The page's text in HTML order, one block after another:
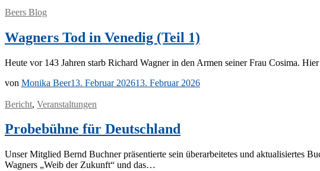
Beers Blog
Wagners Tod in Venedig (Teil 1)
Heu­te vor 143 Jah­ren starb Ri­chard Wag­ner in den Ar­men sei­ner Frau Co­si­ma.
von Monika Beer13. Februar 202613. Februar 2026
Bericht, Veranstaltungen
Probebühne für Deutschland
Un­ser Mit­glied Bernd Buch­ner prä­sen­tier­te sein über­ar­bei­te­tes und ak­tua­li­sier­tes
Wag­ners „Weib der Zu­kunft“ und das…